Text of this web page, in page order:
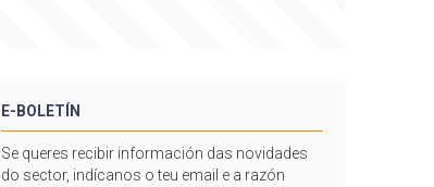
E-BOLETÍN
Se queres recibir información das novidades
do sector, indícanos o teu email e a razón